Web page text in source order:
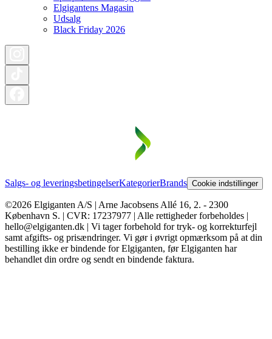
Elgigantens Magasin
Udsalg
Black Friday 2026
Salgs- og leveringsbetingelserKategorierBrands Cookie indstillinger
©2026 Elgiganten A/S | Arne Jacobsens Allé 16, 2. - 2300
København S. | CVR: 17237977 | Alle rettigheder forbeholdes |
hello@elgiganten.dk | Vi tager forbehold for tryk- og korrekturfejl
samt afgifts- og prisændringer. Vi gør i øvrigt opmærksom på at din
bestilling ikke er bindende for Elgiganten, før Elgiganten har
behandlet din ordre og sendt en bindende faktura.